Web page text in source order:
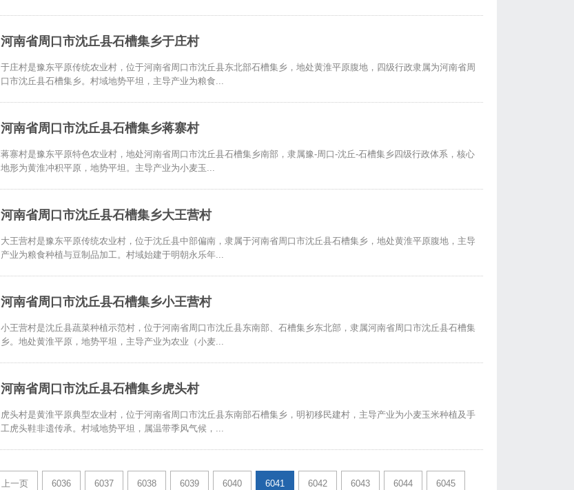
河南省周口市沈丘县石槽集乡于庄村
于庄村是豫东平原传统农业村，位于河南省周口市沈丘县东北部石槽集乡，地处黄淮平原腹地，四级行政隶属为河南省周
口市沈丘县石槽集乡。村域地势平坦，主导产业为粮食...
河南省周口市沈丘县石槽集乡蒋寨村
蒋寨村是豫东平原特色农业村，地处河南省周口市沈丘县石槽集乡南部，隶属豫-周口-沈丘-石槽集乡四级行政体系，核心
地形为黄淮冲积平原，地势平坦。主导产业为小麦玉...
河南省周口市沈丘县石槽集乡大王营村
大王营村是豫东平原传统农业村，位于沈丘县中部偏南，隶属于河南省周口市沈丘县石槽集乡，地处黄淮平原腹地，主导
产业为粮食种植与豆制品加工。村域始建于明朝永乐年...
河南省周口市沈丘县石槽集乡小王营村
小王营村是沈丘县蔬菜种植示范村，位于河南省周口市沈丘县东南部、石槽集乡东北部，隶属河南省周口市沈丘县石槽集
乡。地处黄淮平原，地势平坦，主导产业为农业（小麦...
河南省周口市沈丘县石槽集乡虎头村
虎头村是黄淮平原典型农业村，位于河南省周口市沈丘县东南部石槽集乡，明初移民建村，主导产业为小麦玉米种植及手
工虎头鞋非遗传承。村域地势平坦，属温带季风气候，...
上一页 6036 6037 6038 6039 6040 6041 6042 6043 6044 6045